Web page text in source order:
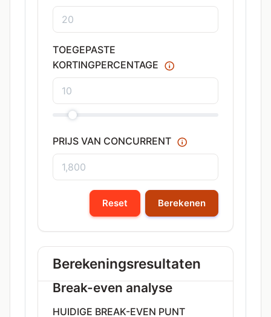
TOEGEPASTE
KORTINGPERCENTAGE
PRIJS VAN CONCURRENT
Reset Berekenen
Berekeningsresultaten
Break-even analyse
HUIDIGE BREAK-EVEN PUNT